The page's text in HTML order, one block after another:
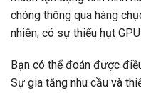
chóng thông qua hàng
nhiên, có sự thiếu hụt
Bạn có thể đoán được
Sự gia tăng nhu cầu và